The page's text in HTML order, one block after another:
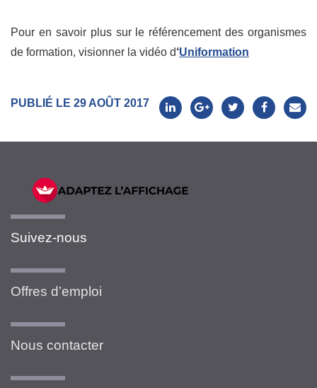
Pour en savoir plus sur le référencement des organismes
de formation, visionner la vidéo d‘Uniformation
PUBLIÉ LE 29 AOÛT 2017
Suivez-nous
Offres d’emploi
Nous contacter